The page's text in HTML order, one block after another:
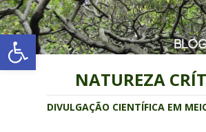
Abrir a barra de
NATUREZA
DIVULGAÇÃO CIENTÍFICA EM